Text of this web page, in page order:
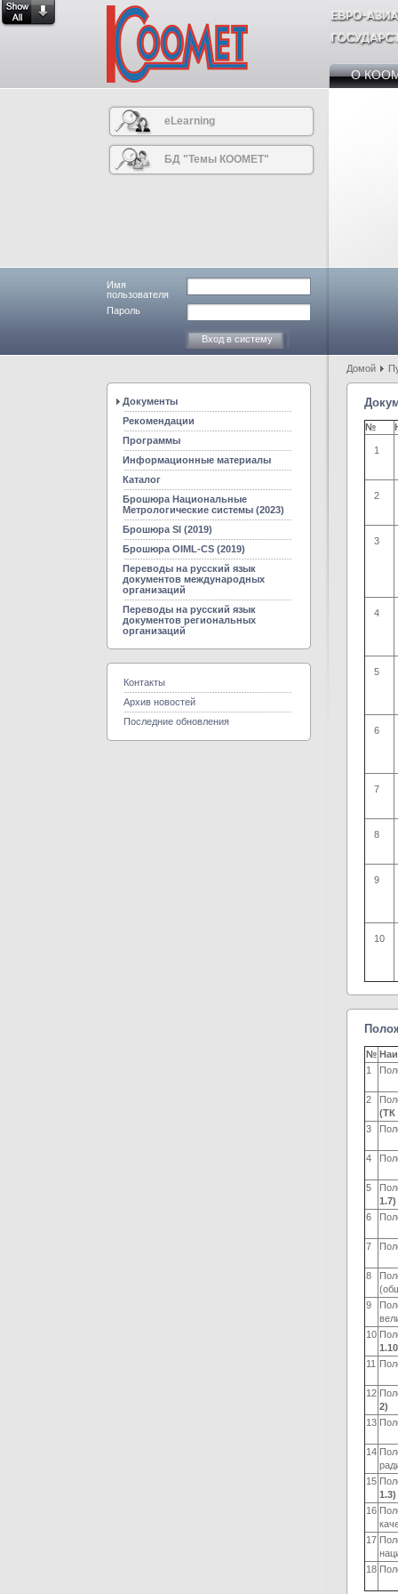
О
eLearning
БД "Темы КООМЕТ"
Имя
пользователя
Пароль
Домой
Документы
Рекомендации
Программы
Информационные материалы
Каталог
Брошюра Национальные
Метрологические системы (2023)
Брошюра SI (2019)
Брошюра OIML-CS (2019)
Переводы на русский язык
документов международных
организаций
Переводы на русский язык
документов региональных
организаций
Контакты
Архив новостей
Последние обновления
№
1
2
3
4
5
6
7
8
9
10
№
1
2
(ТК
3
4
5
1.7)
6
7
8
9
10
11
12
2)
13
14
15
1.3)
16
17
18